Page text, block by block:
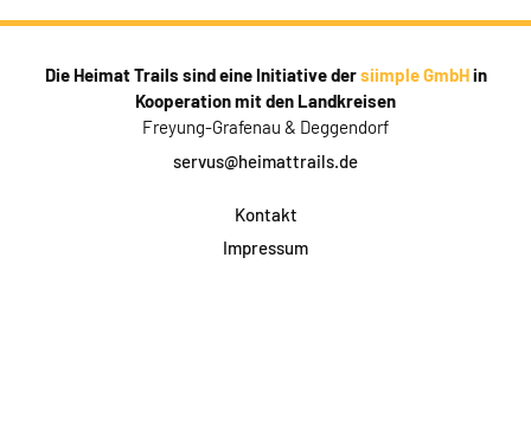
Die Heimat Trails sind eine Initiative dersiimple GmbHin
Kooperation mit den Landkreisen
Freyung-Grafenau & Deggendorf
servus@heimattrails.de
Kontakt
Impressum